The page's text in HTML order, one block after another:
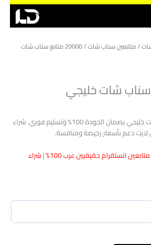
/متابعين سناب شات
/ 20000 متابع سناب شات
20000 متابع سناب شات خليجي بضمان الجودة 100% وتسليم فوري. شراء
دعم بأسعار رخيصة ومنافسة.
انستقرام حقيقيين عرب 100% |شراء